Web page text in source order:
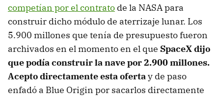
competían por el contrato de la NASA para
construir dicho módulo de aterrizaje lunar. Los
5.900 millones que tenía de presupuesto fueron
archivados en el momento en el que SpaceX dijo
que podía construir la nave por 2.900 millones.
Acepto directamente esta ofertay de paso
enfadó a Blue Origin por sacarlos directamente